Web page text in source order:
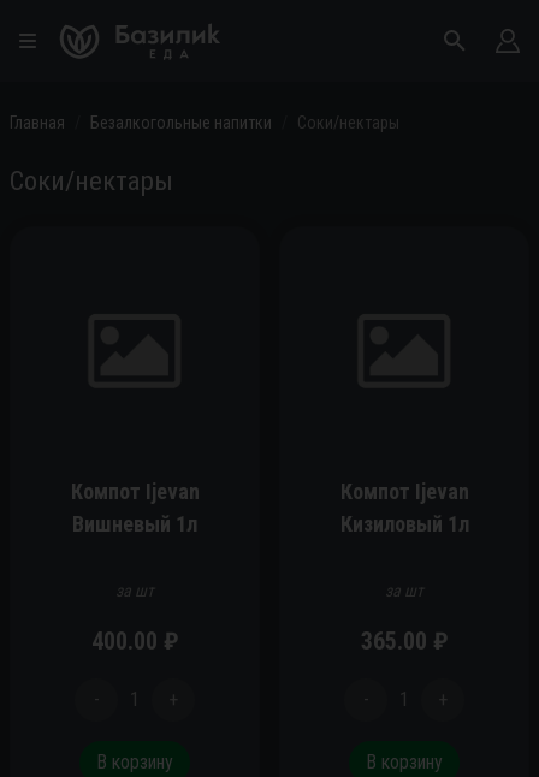
Главная Безалкогольные напитки Соки/нектары
Соки/нектары
Компот Ijevan
Вишневый 1л
за шт
400.00 ₽
- 1 +
В корзину
Компот Ijevan
Кизиловый 1л
за шт
365.00 ₽
- 1 +
В корзину